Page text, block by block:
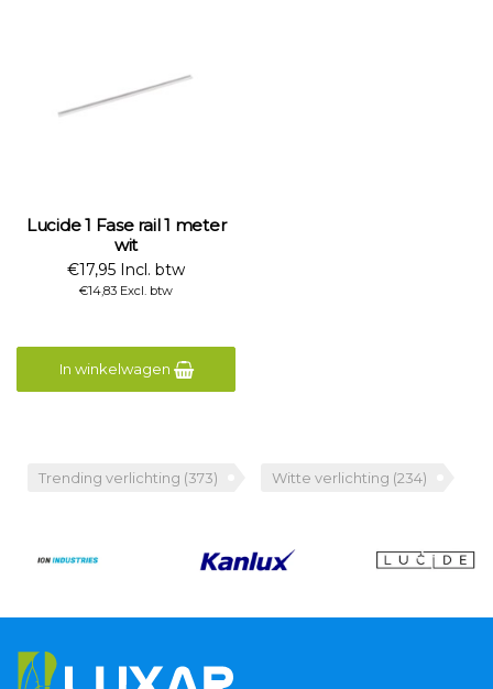
Lucide 1 Fase rail 1 meter
wit
€17,95 Incl. btw
€14,83 Excl. btw
In winkelwagen
Trending verlichting (373) Witte verlichting (234)